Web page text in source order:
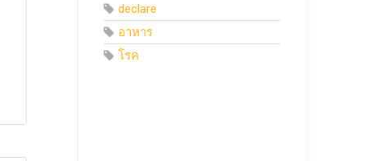
declare
อาหาร
โรค